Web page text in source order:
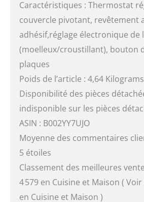
Caractéristiques : Thermostat
couvercle pivotant, revêtement
adhésif,réglage électronique de
(moelleux/croustillant), bouton
plaques
Poids de l’article : 4,64 Kilograms
Disponibilité des pièces
indisponible sur les pièces
ASIN : B002YY7UJO
Moyenne des commentaires
5 étoiles
Classement des meilleures
4 579 en Cuisine et Maison (
en Cuisine et Maison )